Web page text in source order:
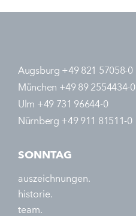
Augsburg +49 821 57058-0
München +49 89 2554434-0
Ulm +49 731 96644-0
Nürnberg +49 911 81511-0
SONNTAG
auszeichnungen.
historie.
team.